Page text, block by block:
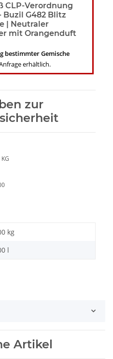
CLP-Verordnung
Buzil G482 Blitz
| Neutraler
mit Orangenduft
bestimmter Gemische
erhältlich.
zur
kg
l
Artikel